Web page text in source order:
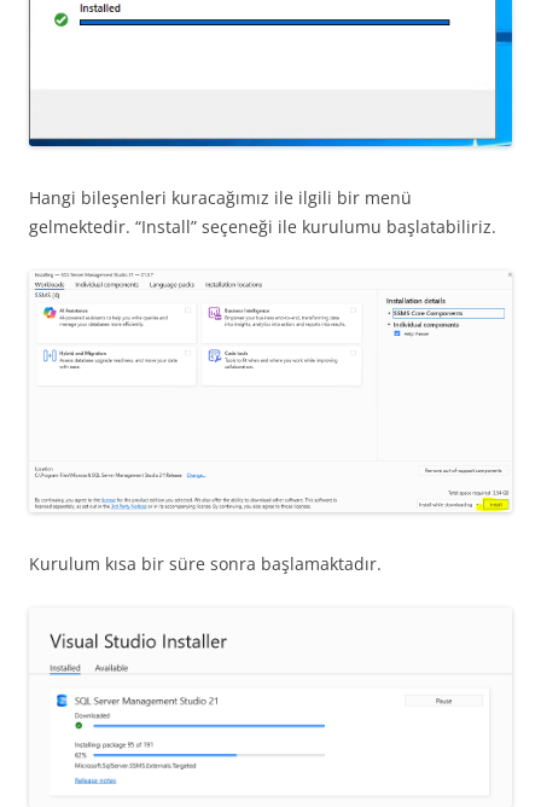
Hangi bileşenleri kuracağımız ile ilgili bir menü
gelmektedir. “Install” seçeneği ile kurulumu başlatabiliriz.
Kurulum kısa bir süre sonra başlamaktadır.